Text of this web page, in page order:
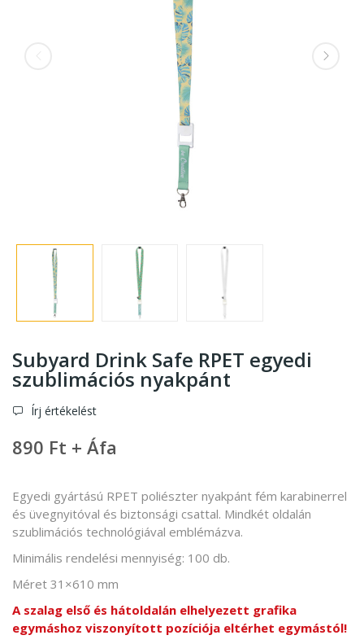
Subyard Drink Safe RPET egyedi
szublimációs nyakpánt
Írj értékelést
890 Ft + Áfa
Egyedi gyártású RPET poliészter nyakpánt fém karabinerrel
és üvegnyitóval és biztonsági csattal. Mindkét oldalán
szublimációs technológiával emblémázva.
Minimális rendelési mennyiség: 100 db.
Méret 31×610 mm
A szalag első és hátoldalán elhelyezett grafika
egymáshoz viszonyított pozíciója eltérhet egymástól!